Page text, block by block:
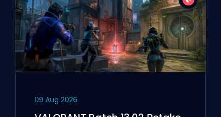
09 Aug 2026